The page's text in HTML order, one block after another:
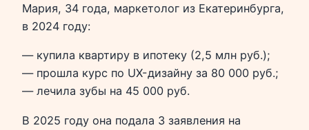
Мария, 34 года, маркетолог из Екатеринбурга,
в 2024 году:
— купила квартиру в ипотеку (2,5 млн руб.);
— прошла курс по UX-дизайну за 80 000 руб.;
— лечила зубы на 45 000 руб.
В 2025 году она подала 3 заявления на